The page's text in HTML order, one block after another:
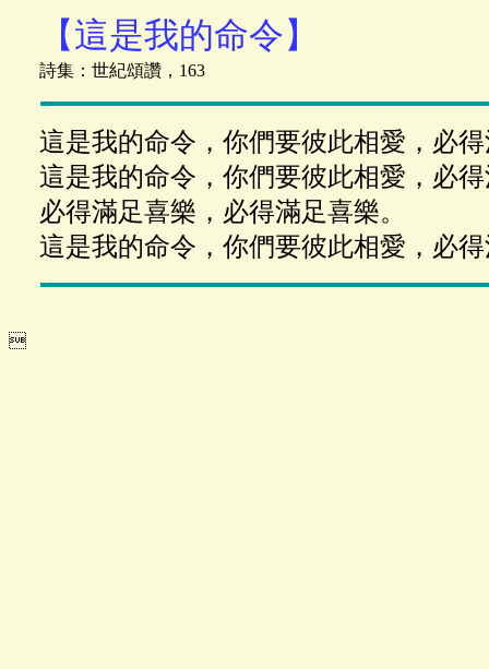
【這是我的命令】
詩集：世紀頌讚，163
這是我的命令，你們要彼此相愛，必
這是我的命令，你們要彼此相愛，必
必得滿足喜樂，必得滿足喜樂。
這是我的命令，你們要彼此相愛，必
